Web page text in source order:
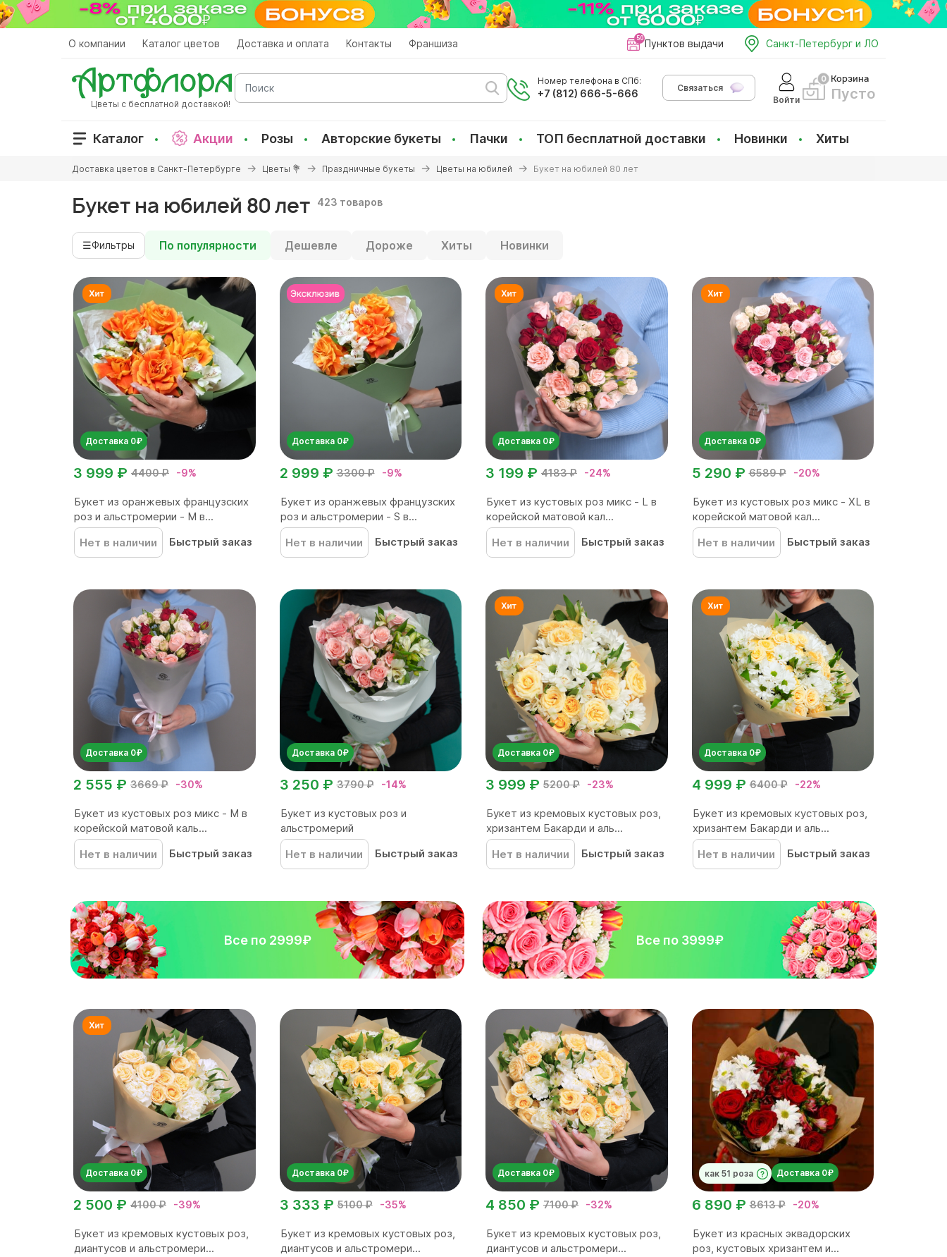
Перейти
к
О компании Каталог цветов Доставка и оплата Контакты Франшиза Пунктов выдачи Санкт-Петербург и ЛО
Цветы с бесплатной доставкой!
Поиск
Номер телефона в СПб:
+7 (812) 666-5-666
Связаться
Войти
Корзина
Пусто
Каталог Акции Розы Авторские букеты Пачки ТОП бесплатной доставки Новинки Хиты
здесь
Доставка цветов в Санкт-Петербурге Цветы 💐 Праздничные букеты Цветы на юбилей Букет на юбилей 80 лет
Букет на юбилей 80 лет 423 товаров
☰Фильтры По популярности Дешевле Дороже Хиты Новинки
Доставка 0₽
4400 ₽ -9%
3 999 ₽
Букет из оранжевых французских
роз и альстромерии - М в...
Нет в наличии
Быстрый заказ
Доставка 0₽
3300 ₽ -9%
2 999 ₽
Букет из оранжевых французских
роз и альстромерии - S в...
Нет в наличии
Быстрый заказ
Доставка 0₽
4183 ₽ -24%
3 199 ₽
Букет из кустовых роз микс - L в
корейской матовой кал...
Нет в наличии
Быстрый заказ
Доставка 0₽
6589 ₽ -20%
5 290 ₽
Букет из кустовых роз микс - XL в
корейской матовой кал...
Нет в наличии
Быстрый заказ
Доставка 0₽
3669 ₽ -30%
2 555 ₽
Букет из кустовых роз микс - M в
корейской матовой каль...
Нет в наличии
Быстрый заказ
Доставка 0₽
3790 ₽ -14%
3 250 ₽
Букет из кустовых роз и
альстромерий
Нет в наличии
Быстрый заказ
Доставка 0₽
5200 ₽ -23%
3 999 ₽
Букет из кремовых кустовых роз,
хризантем Бакарди и аль...
Нет в наличии
Быстрый заказ
Доставка 0₽
6400 ₽ -22%
4 999 ₽
Букет из кремовых кустовых роз,
хризантем Бакарди и аль...
Нет в наличии
Быстрый заказ
Все по 2999₽ Все по 3999₽
Доставка 0₽
4100 ₽ -39%
2 500 ₽
Букет из кремовых кустовых роз,
диантусов и альстромери...
Доставка 0₽
5100 ₽ -35%
3 333 ₽
Букет из кремовых кустовых роз,
диантусов и альстромери...
Доставка 0₽
7100 ₽ -32%
4 850 ₽
Букет из кремовых кустовых роз,
диантусов и альстромери...
как 51 роза Доставка 0₽
8613 ₽ -20%
6 890 ₽
Букет из красных эквадорских
роз, кустовых хризантем и...